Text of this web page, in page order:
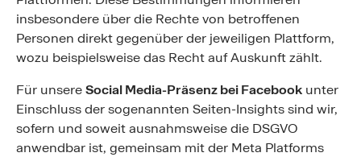
insbesondere über die Rechte von betroffenen
Personen direkt gegenüber der jeweiligen Plattform,
wozu beispielsweise das Recht auf Auskunft zählt.
Für unsereSocial Media-Präsenz bei Facebook unter
Einschluss der sogenannten Seiten-Insights sind wir,
sofern und soweit ausnahmsweise die DSGVO
anwendbar ist, gemeinsam mit der Meta Platforms